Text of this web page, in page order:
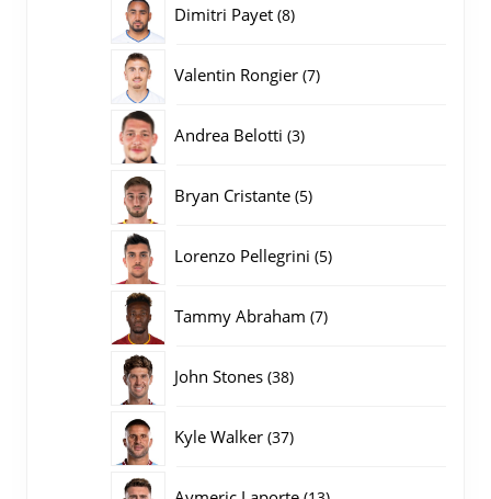
Dimitri Payet 88
Valentin Rongier 77
Andrea Belotti 33
Bryan Cristante 55
Lorenzo Pellegrini 55
Tammy Abraham 77
John Stones 3838
Kyle Walker 3737
13